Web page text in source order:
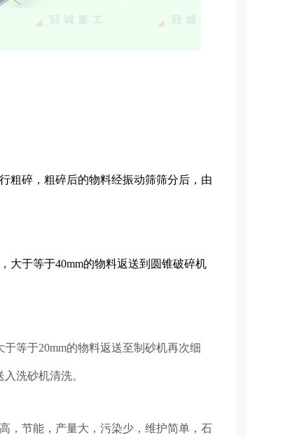
粗碎，粗碎后的物料经振动筛筛分后，由
大于等于40mm的物料返送到圆锥破碎机
等于20mm的物料返送至制砂机再次细
入洗砂机清洗。
节能，产量大，污染少，维护简单，石